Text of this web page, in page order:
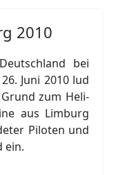
2010
bei
Juni 2010 lud
zum Heli-
aus Limburg
Piloten und
ein.